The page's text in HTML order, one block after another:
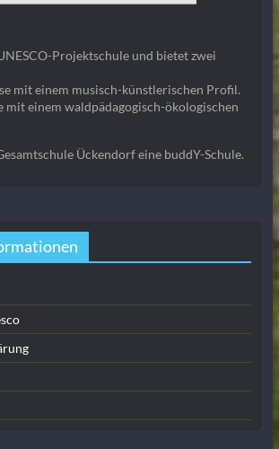
Projektschule und bietet zwei
mit einem musisch-künstlerischen Profil.
mit einem waldpädagogisch-ökologischen
Ückendorf eine buddY-Schule.